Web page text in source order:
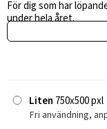
För dig som har
under hela året.
Liten 750x500 pxl
Fri användning,